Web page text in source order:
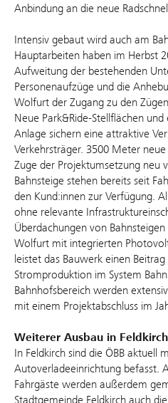
Anbindung an die neue
Intensiv gebaut wird auch am
Hauptarbeiten haben im Herbst
Aufweitung der bestehenden
Personenaufzüge und die
Wolfurt der Zugang zu den
Neue Park&Ride-Stellflächen
Anlage sichern eine attraktive
Verkehrsträger. 3500 Meter
Zuge der Projektumsetzung neu
Bahnsteige stehen bereits seit
den Kund:innen zur Verfügung.
ohne relevante
Überdachungen von
Wolfurt mit integrierten
leistet das Bauwerk einen
Stromproduktion im System
Bahnhofsbereich werden
mit einem Projektabschluss im
Weiterer Ausbau in
In Feldkirch sind die ÖBB aktuell
Autoverladeeinrichtung befasst.
Fahrgäste werden außerdem
Stadtgemeinde Feldkirch auch